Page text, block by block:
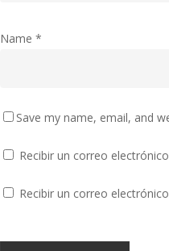
Name *
Save my name, email, and
Recibir un correo
Recibir un correo